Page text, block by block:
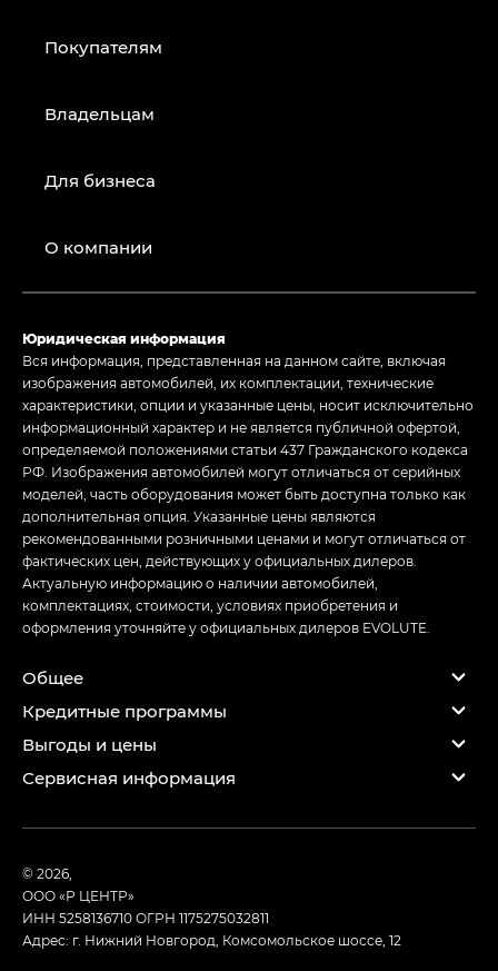
Покупателям
Владельцам
Для бизнеса
О компании
Юридическая информация
Вся информация, представленная на данном сайте, включая
изображения автомобилей, их комплектации, технические
характеристики, опции и указанные цены, носит исключительно
информационный характер и не является публичной офертой,
определяемой положениями статьи 437 Гражданского кодекса
РФ. Изображения автомобилей могут отличаться от серийных
моделей, часть оборудования может быть доступна только как
дополнительная опция. Указанные цены являются
рекомендованными розничными ценами и могут отличаться от
фактических цен, действующих у официальных дилеров.
Актуальную информацию о наличии автомобилей,
комплектациях, стоимости, условиях приобретения и
оформления уточняйте у официальных дилеров EVOLUTE.
Общее
Кредитные программы
Выгоды и цены
Сервисная информация
© 2026,
ООО «Р ЦЕНТР»
ИНН 5258136710ОГРН 1175275032811
Адрес: г. Нижний Новгород, Комсомольское шоссе, 12